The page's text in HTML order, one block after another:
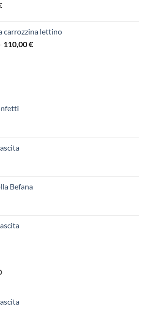
carrozzina lettino
110,00€Fascia
Befana